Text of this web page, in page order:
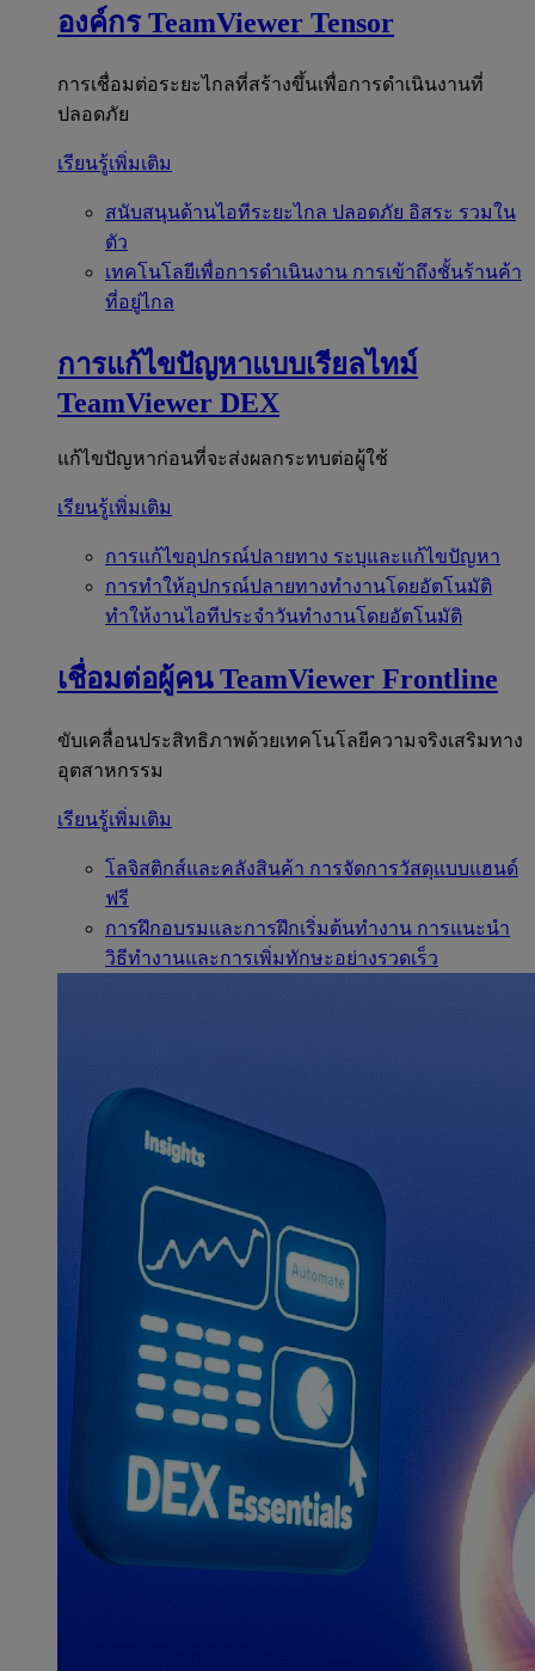
องค์กร TeamViewer Tensor
การเชื่อมต่อระยะไกลที่สร้างขึ้นเพื่อการดำเนินงานที่
ปลอดภัย
เรียนรู้เพิ่มเติม
สนับสนุนด้านไอทีระยะไกล ปลอดภัย อิสระ รวมใน
ตัว
เทคโนโลยีเพื่อการดำเนินงาน การเข้าถึงชั้นร้านค้า
ที่อยู่ไกล
การแก้ไขปัญหาแบบเรียลไทม์
TeamViewer DEX
แก้ไขปัญหาก่อนที่จะส่งผลกระทบต่อผู้ใช้
เรียนรู้เพิ่มเติม
การแก้ไขอุปกรณ์ปลายทาง ระบุและแก้ไขปัญหา
การทำให้อุปกรณ์ปลายทางทำงานโดยอัตโนมัติ
ทำให้งานไอทีประจำวันทำงานโดยอัตโนมัติ
เชื่อมต่อผู้คน TeamViewer Frontline
ขับเคลื่อนประสิทธิภาพด้วยเทคโนโลยีความจริงเสริมทาง
อุตสาหกรรม
เรียนรู้เพิ่มเติม
โลจิสติกส์และคลังสินค้า การจัดการวัสดุแบบแฮนด์
ฟรี
การฝึกอบรมและการฝึกเริ่มต้นทำงาน การแนะนำ
วิธีทำงานและการเพิ่มทักษะอย่างรวดเร็ว